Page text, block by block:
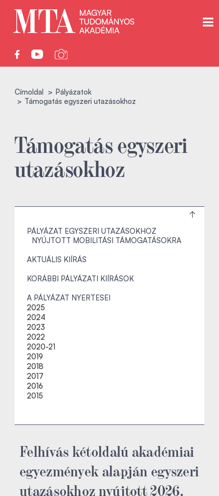
Címoldal
Pályázatok
Támogatás egyszeri utazásokhoz
Támogatás egyszeri
utazásokhoz
PÁLYÁZAT EGYSZERI UTAZÁSOKHOZ
NYÚJTOTT MOBILITÁSI TÁMOGATÁSOKRA
AKTUÁLIS KIÍRÁS
KORÁBBI PÁLYÁZATI KIÍRÁSOK
A PÁLYÁZAT NYERTESEI
2025
2024
2023
2022
2020-21
2019
2018
2017
2016
2015
Felhívás kétoldalú akadémiai
egyezmények alapján egyszeri
utazásokhoz nyújtott 2026.